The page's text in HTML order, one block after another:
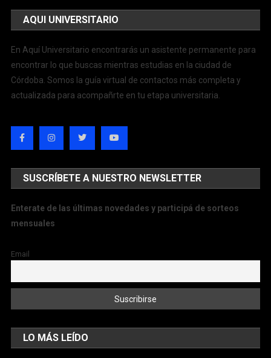
AQUI UNIVERSITARIO
En Aquí Universitario encontrarás un asistente permanente para
encontrar lo que buscas mientras estudias en la ciudad de
Córdoba. Somos la guía virtual de contactos más completa y
actualizada para acompañrte en tu etapa universitaria.
SUSCRÍBETE A NUESTRO NEWSLETTER
Enterate de las últimas novedades y participá de sorteos
mensuales
Email
LO MÁS LEÍDO